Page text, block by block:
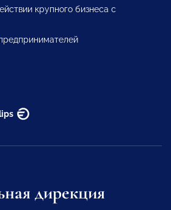
крупного бизнеса с
дирекция